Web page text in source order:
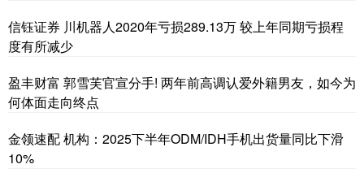
信钰证券 川机器人2020年亏损289.13万 较上年同期亏损程
度有所减少
盈丰财富 郭雪芙官宣分手! 两年前高调认爱外籍男友，如今为
何体面走向终点
金领速配 机构：2025下半年ODM/IDH手机出货量同比下滑
10%